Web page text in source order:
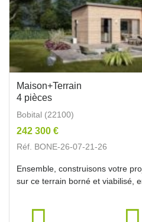
Maison+Terrain
4 pièces
Bobital (22100)
242 300 €
Réf. BONE-26-07-21-26
Ensemble, construisons votre
sur ce terrain borné et viabilisé,